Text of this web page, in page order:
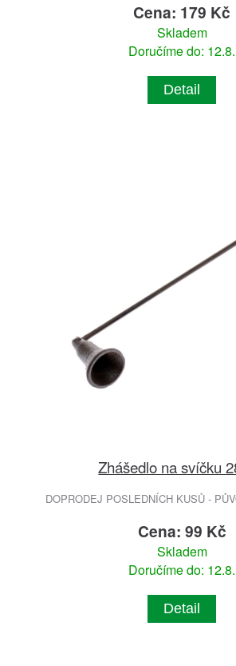
Cena: 179 Kč
Skladem
Doručíme do: 12.8.
Detail
Zhášedlo na svíčku
DOPRODEJ POSLEDNÍCH KUSŮ -
Cena: 99 Kč
Skladem
Doručíme do: 12.8.
Detail